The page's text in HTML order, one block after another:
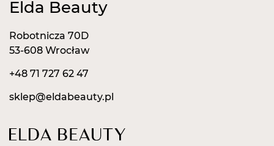
Elda Beauty
Robotnicza 70D
53-608 Wrocław
+48 71 727 62 47
sklep@eldabeauty.pl